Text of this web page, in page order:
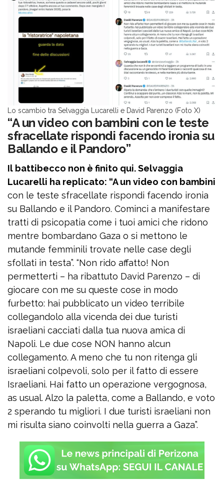
Lo scambio tra Selvaggia Lucarelli e David Parenzo (Foto X)
“A un video con bambini con le teste
sfracellate rispondi facendo ironia su
Ballando e il Pandoro”
Il battibecco non è finito qui. Selvaggia
Lucarelli ha replicato: “A un video con bambini
con le teste sfracellate rispondi facendo ironia
su Ballando e il Pandoro. Cominci a manifestare
tratti di psicopatia come i tuoi amici che ridono
mentre bombardano Gaza o si mettono le
mutande femminili trovate nelle case degli
sfollati in testa”. “Non rido affatto! Non
permetterti – ha ribattuto David Parenzo – di
giocare con me su queste cose in modo
furbetto: hai pubblicato un video terribile
collegandolo alla vicenda dei due turisti
israeliani cacciati dalla tua nuova amica di
Napoli. Le due cose NON hanno alcun
collegamento. A meno che tu non ritenga gli
israeliani colpevoli, solo per il fatto di essere
Israeliani. Hai fatto un operazione vergognosa,
as usual. Alzo la paletta, come a Ballando, e voto
2 sperando tu migliori. I due turisti israeliani non
mi risulta siano coinvolti nella guerra a Gaza”.